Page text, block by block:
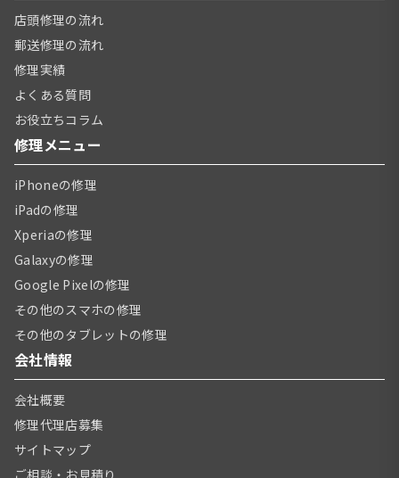
店頭修理の流れ
郵送修理の流れ
修理実績
よくある質問
お役立ちコラム
修理メニュー
iPhoneの修理
iPadの修理
Xperiaの修理
Galaxyの修理
Google Pixelの修理
その他のスマホの修理
その他のタブレットの修理
会社情報
会社概要
修理代理店募集
サイトマップ